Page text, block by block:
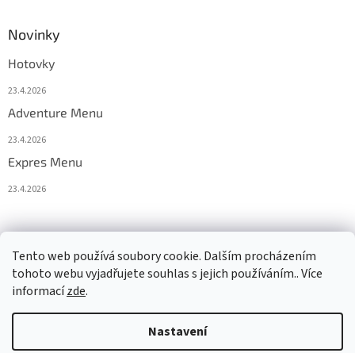
Tento web používá soubory cookie. Dalším procházením
tohoto webu vyjadřujete souhlas s jejich používáním.. Více
informacízde.
Nastavení
Novinky
Hotovky
23.4.2026
Adventure Menu
23.4.2026
Expres Menu
23.4.2026